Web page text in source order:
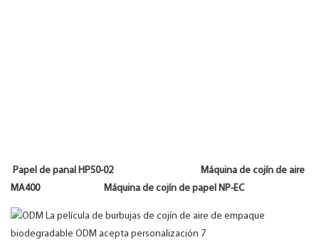
Papel de panal HP50-02 Máquina de cojín de aire
MA400 Máquina de cojín de papel NP-EC